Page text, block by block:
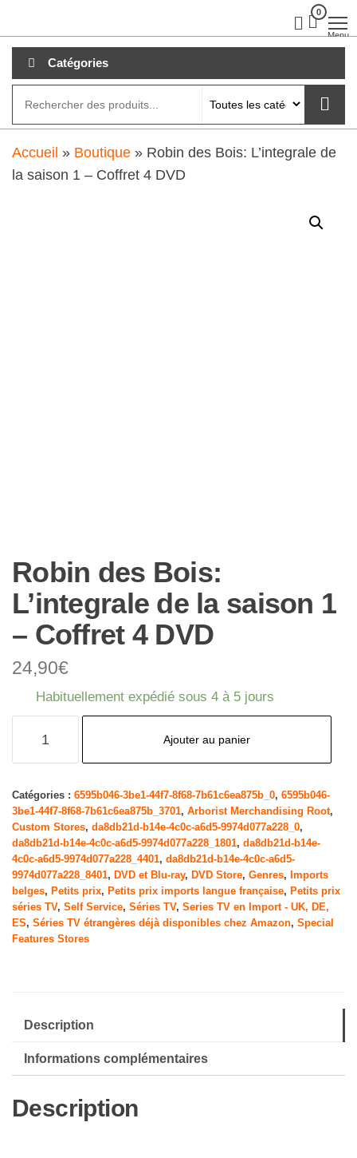
au
contenu
0
Menu
Catégories
Accueil » Boutique » Robin des Bois: L’integrale de
la saison 1 – Coffret 4 DVD
Robin des Bois:
L’integrale de la saison 1
– Coffret 4 DVD
24,90€
Habituellement expédié sous 4 à 5 jours
des
Bois:
L'integrale
de
la
saison
1
DVD
Ajouter au panier
Catégories : 6595b046-3be1-44f7-8f68-7b61c6ea875b_0, 6595b046-
3be1-44f7-8f68-7b61c6ea875b_3701, Arborist Merchandising Root,
Custom Stores, da8db21d-b14e-4c0c-a6d5-9974d077a228_0,
da8db21d-b14e-4c0c-a6d5-9974d077a228_1801, da8db21d-b14e-
4c0c-a6d5-9974d077a228_4401, da8db21d-b14e-4c0c-a6d5-
9974d077a228_8401, DVD et Blu-ray, DVD Store, Genres,
Imports
belges, Petits prix, Petits prix imports langue française, Petits prix
séries TV, Self Service, Séries TV, Series TV en Import - UK, DE,
ES, Séries TV étrangères déjà disponibles chez Amazon, Special
Features Stores
Description
Informations complémentaires
Description